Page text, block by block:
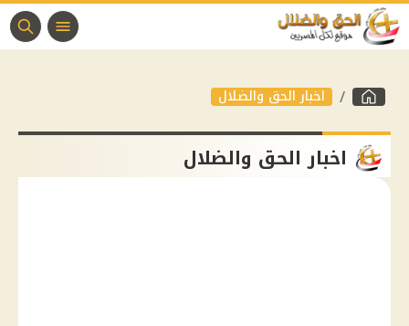
اخبار الحق والضلال
اخبار الحق والضلال